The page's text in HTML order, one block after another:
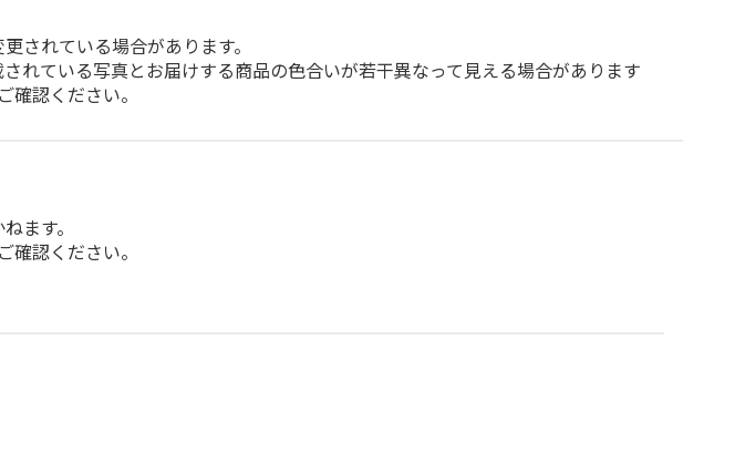
されている場合があります。
れている写真とお届けする商品の色合いが若干異なって見える場合があります
確認ください。
ます。
確認ください。